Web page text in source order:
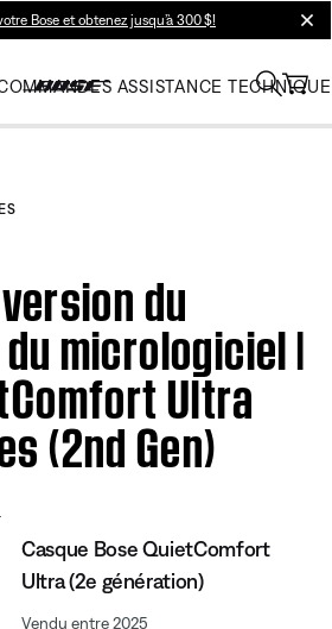
Bose et obtenez jusqu’à 300 $!
ASSISTANCE TECHNIQUE
du
micrologiciel |
Ultra
(2nd Gen)
Casque Bose QuietComfort
Ultra (2e génération)
Vendu entre 2025